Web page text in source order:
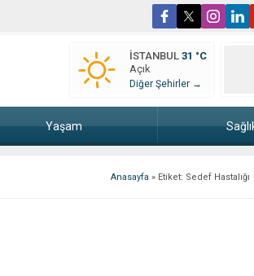
İSTANBUL 31 °C
Açık
Diğer Şehirler →
Yaşam
Anasayfa » Etiket: Sedef Hastalığı